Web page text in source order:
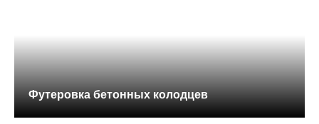
Футеровка бетонных колодцев